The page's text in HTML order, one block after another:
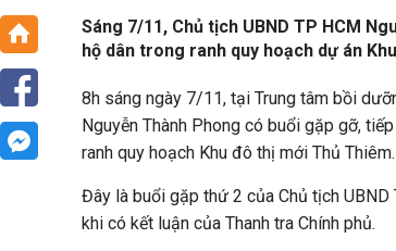
Sáng 7/11, Chủ tịch UBND TP HCM
hộ dân trong ranh quy hoạch dự án
8h sáng ngày 7/11, tại Trung tâm bồi
Nguyễn Thành Phong có buổi gặp gỡ,
ranh quy hoạch Khu đô thị mới Thủ Thiêm.
Đây là buổi gặp thứ 2 của Chủ tịch
khi có kết luận của Thanh tra Chính phủ.